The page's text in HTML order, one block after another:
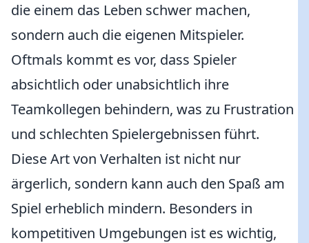
die einem das Leben schwer machen,
sondern auch die eigenen Mitspieler.
Oftmals kommt es vor, dass Spieler
absichtlich oder unabsichtlich ihre
Teamkollegen behindern, was zu Frustration
und schlechten Spielergebnissen führt.
Diese Art von Verhalten ist nicht nur
ärgerlich, sondern kann auch den Spaß am
Spiel erheblich mindern. Besonders in
kompetitiven Umgebungen ist es wichtig,